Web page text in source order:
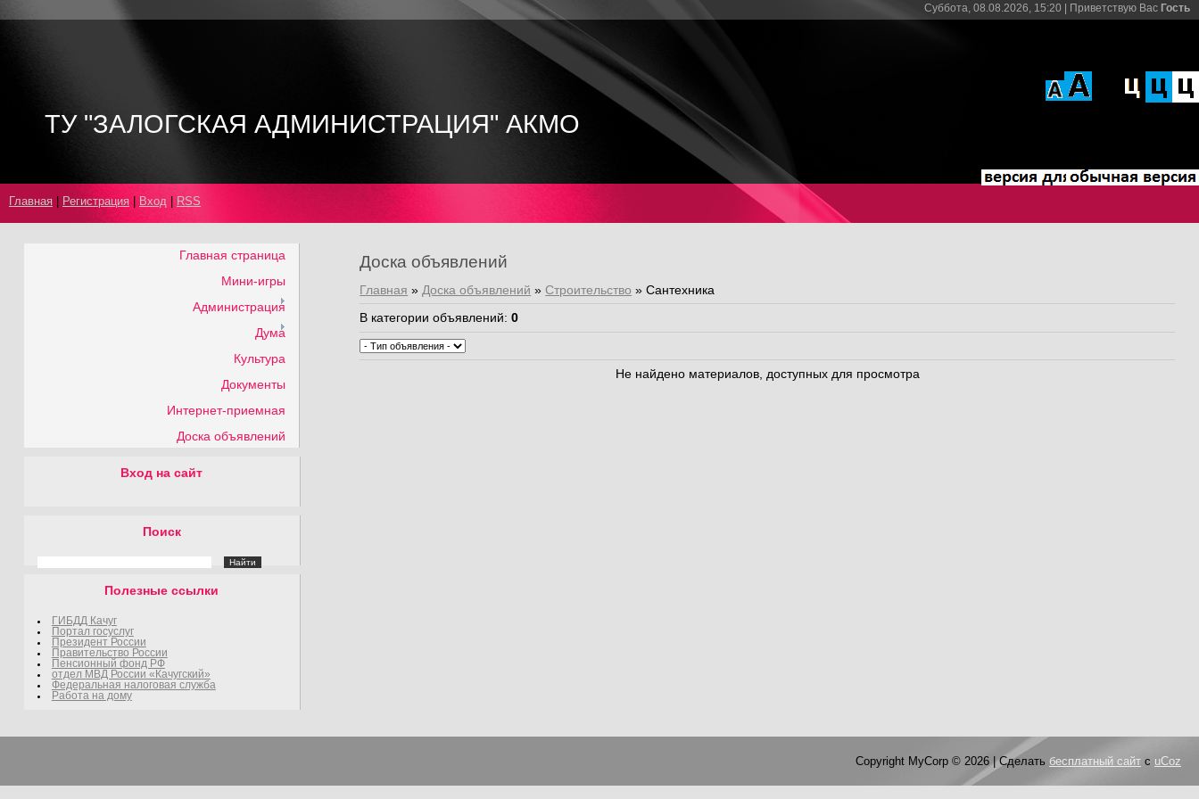
Суббота, 08.08.2026, 15:20 | Приветствую Вас Гость
ТУ "ЗАЛОГСКАЯ АДМИНИСТРАЦИЯ" АКМО
Главная Регистрация Вход RSS
Главная страница
Мини-игры
Администрация
Дума
Культура
Документы
Интернет-приемная
Доска объявлений
Вход на сайт
Поиск
Полезные ссылки
ГИБДД Качуг
Портал госуслуг
Президент России
Правительство России
Пенсионный фонд РФ
отдел МВД России «Качугский»
Федеральная налоговая служба
Работа на дому
Доска объявлений
Главная » Доска объявлений »Строительство » Сантехника
В категории объявлений:0
Не найдено материалов, доступных для просмотра
Copyright MyCorp © 2026 |Сделать бесплатный сайт с uCoz